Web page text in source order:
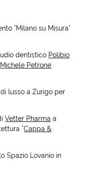
"Milano su Misura"
dentistico Polibio
Michele Petrone
lusso a Zurigo per
Vetter Pharma a
"Cappa &
Spazio Lovanio in